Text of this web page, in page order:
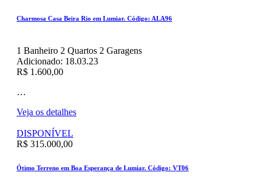
Charmosa Casa Beira Rio em Lumiar. Código: ALA96
1 Banheiro 2 Quartos 2 Garagens
Adicionado: 18.03.23
R$ 1.600,00
…
Veja os detalhes
DISPONÍVEL
R$ 315.000,00
Ótimo Terreno em Boa Esperança de Lumiar. Código: VT06